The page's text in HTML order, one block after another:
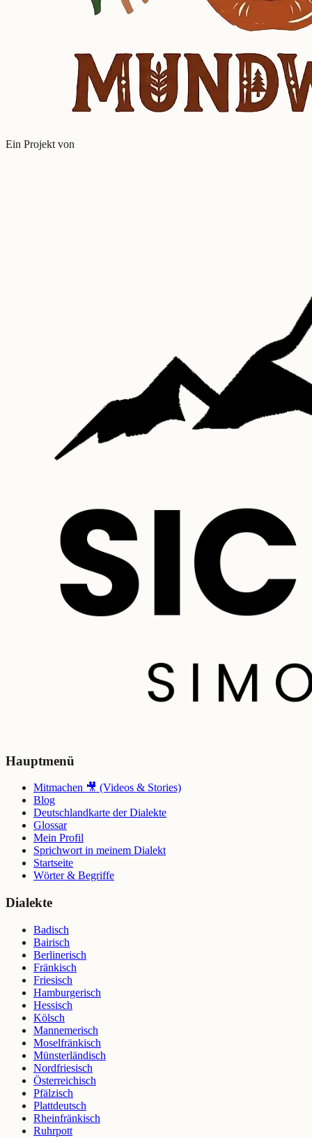
Ein Projekt von
Hauptmenü
Mitmachen 🎥 (Videos & Stories)
Blog
Deutschlandkarte der Dialekte
Glossar
Mein Profil
Sprichwort in meinem Dialekt
Startseite
Wörter & Begriffe
Dialekte
Badisch
Bairisch
Berlinerisch
Fränkisch
Friesisch
Hamburgerisch
Hessisch
Kölsch
Mannemerisch
Moselfränkisch
Münsterländisch
Nordfriesisch
Österreichisch
Pfälzisch
Plattdeutsch
Rheinfränkisch
Ruhrpott